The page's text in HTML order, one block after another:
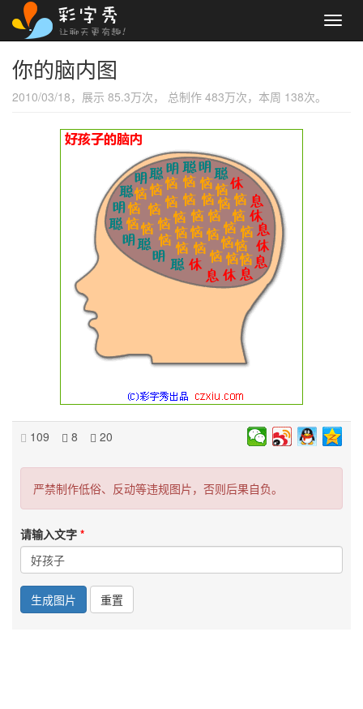
你的脑内图
2010/03/18，展示 85.3万次， 总制作 483万次，本周 138次。
109 8 20
严禁制作低俗、反动等违规图片，否则后果自负。
请输入文字
生成图片 重置